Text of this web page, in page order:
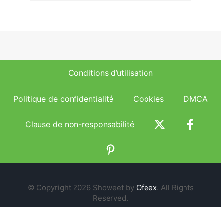
Conditions d’utilisation
Politique de confidentialité Cookies DMCA
Clause de non-responsabilité
© Copyright 2026 Showeet by Ofeex. All Rights
Reserved.